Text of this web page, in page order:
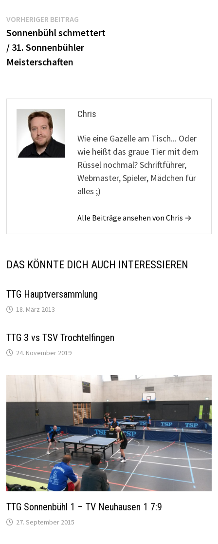
Beitrags-
Navigation
VORHERIGER BEITRAGVorheriger
Beitrag:
Sonnenbühl schmettert
/ 31. Sonnenbühler
Meisterschaften
Chris
Wie eine Gazelle am Tisch... Oder
wie heißt das graue Tier mit dem
Rüssel nochmal? Schriftführer,
Webmaster, Spieler, Mädchen für
alles ;)
Alle Beiträge ansehen von Chris →
DAS KÖNNTE DICH AUCH INTERESSIEREN
TTG Hauptversammlung
18. März 2013
TTG 3 vs TSV Trochtelfingen
24. November 2019
TTG Sonnenbühl 1 – TV Neuhausen 1 7:9
27. September 2015